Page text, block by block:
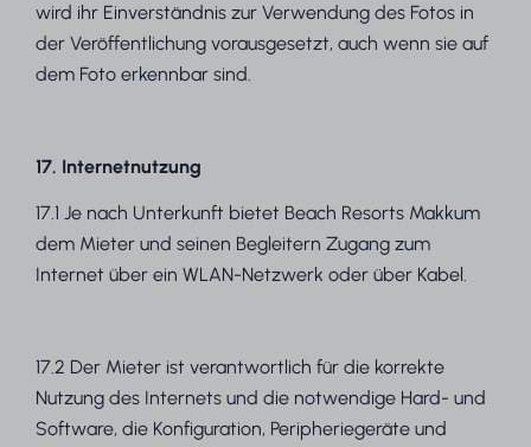
wird ihr Einverständnis zur Verwendung des Fotos in
der Veröffentlichung vorausgesetzt, auch wenn sie auf
dem Foto erkennbar sind.
17. Internetnutzung
17.1 Je nach Unterkunft bietet Beach Resorts Makkum
dem Mieter und seinen Begleitern Zugang zum
Internet über ein WLAN-Netzwerk oder über Kabel.
17.2 Der Mieter ist verantwortlich für die korrekte
Nutzung des Internets und die notwendige Hard- und
Software, die Konfiguration, Peripheriegeräte und